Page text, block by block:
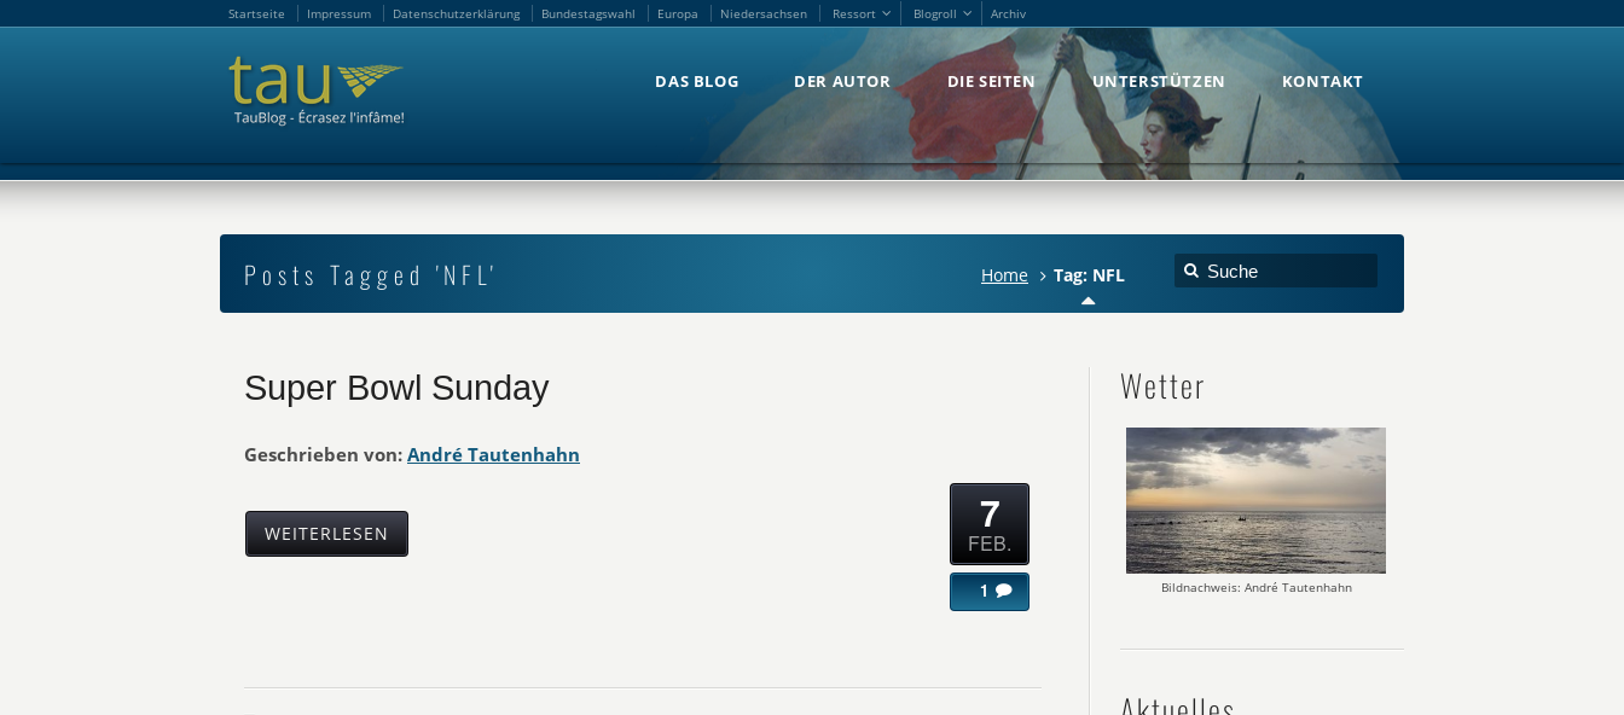
Startseite Impressum Datenschutzerklärung Bundestagswahl Europa Niedersachsen Ressort Blogroll Archiv
DAS BLOG DER AUTOR DIE SEITEN UNTERSTÜTZEN KONTAKT
Posts Tagged 'NFL' Home Tag: NFL
Super Bowl Sunday
Geschrieben von: André Tautenhahn
WEITERLESEN 7
FEB.
1
Wetter
Bildnachweis: André Tautenhahn
Startseite Impressum Datenschutzerklärung Bundestagswahl Europa Niedersachsen Ressort Blogroll Archiv
DAS BLOG DER AUTOR DIE SEITEN UNTERSTÜTZEN KONTAKT